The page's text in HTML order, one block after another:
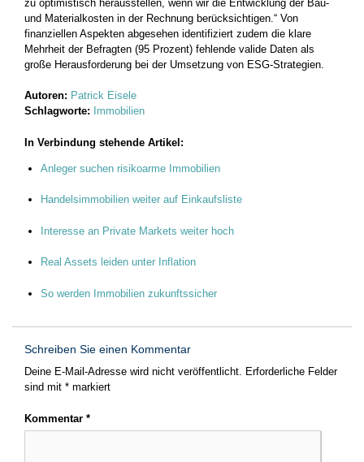
zu optimistisch herausstellen, wenn wir die Entwicklung der Bau-
und Materialkosten in der Rechnung berücksichtigen.“ Von
finanziellen Aspekten abgesehen identifiziert zudem die klare
Mehrheit der Befragten (95 Prozent) fehlende valide Daten als
große Herausforderung bei der Umsetzung von ESG-Strategien.
Autoren: Patrick Eisele
Schlagworte:
Immobilien
In Verbindung stehende Artikel:
Anleger suchen risikoarme Immobilien
Handelsimmobilien weiter auf Einkaufsliste
Interesse an Private Markets weiter hoch
Real Assets leiden unter Inflation
So werden Immobilien zukunftssicher
Schreiben Sie einen Kommentar
Deine E-Mail-Adresse wird nicht veröffentlicht. Erforderliche Felder
sind mit * markiert
Kommentar *